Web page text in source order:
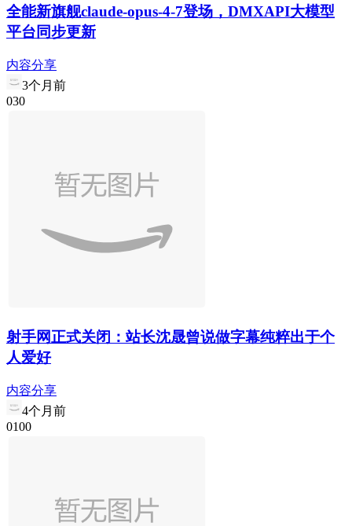
全能新旗舰claude-opus-4-7登场，DMXAPI大模型
平台同步更新
内容分享
3个月前
030
射手网正式关闭：站长沈晟曾说做字幕纯粹出于个
人爱好
内容分享
4个月前
0100